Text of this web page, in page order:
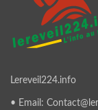
Lereveil224.info
• Email: